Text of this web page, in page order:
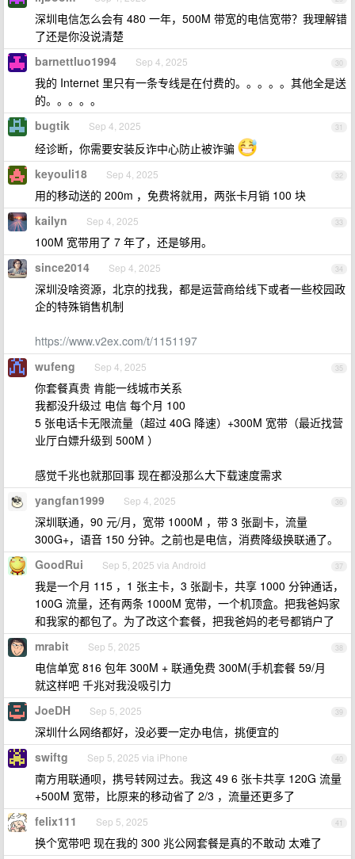
深圳电信怎么会有 480 一年，500M 带宽的电信宽带？我理解错
了还是你没说清楚
30
barnettluo1994 Sep 4, 2025
我的 Internet 里只有一条专线是在付费的。。。。。其他全是送
的。。。。。
31
bugtik Sep 4, 2025
经诊断，你需要安装反诈中心防止被诈骗
32
keyouli18 Sep 4, 2025
用的移动送的 200m ，免费将就用，两张卡月销 100 块
33
kailyn Sep 4, 2025
100M 宽带用了 7 年了，还是够用。
34
since2014 Sep 4, 2025
深圳没啥资源，北京的找我，都是运营商给线下或者一些校园政
企的特殊销售机制
https://www.v2ex.com/t/1151197
35
wufeng Sep 4, 2025
你套餐真贵 肯能一线城市关系
我都没升级过 电信 每个月 100
5 张电话卡无限流量（超过 40G 降速）+300M 宽带（最近找营
业厅白嫖升级到 500M ）
感觉千兆也就那回事 现在都没那么大下载速度需求
36
yangfan1999 Sep 4, 2025
深圳联通，90 元/月，宽带 1000M ，带 3 张副卡，流量
300G+，语音 150 分钟。之前也是电信，消费降级换联通了。
37
GoodRui Sep 5, 2025 via Android
我是一个月 115 ，1 张主卡，3 张副卡，共享 1000 分钟通话，
100G 流量，还有两条 1000M 宽带，一个机顶盒。把我爸妈家
和我家的都包了。为了改这个套餐，把我爸妈的老号都销户了
38
mrabit Sep 5, 2025
电信单宽 816 包年 300M + 联通免费 300M(手机套餐 59/月
就这样吧 千兆对我没吸引力
39
JoeDH Sep 5, 2025
深圳什么网络都好，没必要一定办电信，挑便宜的
40
swiftg Sep 5, 2025 via iPhone
南方用联通呗，携号转网过去。我这 49 6 张卡共享 120G 流量
+500M 宽带，比原来的移动省了 2/3 ，流量还更多了
41
felix111 Sep 5, 2025
换个宽带吧 现在我的 300 兆公网套餐是真的不敢动 太难了